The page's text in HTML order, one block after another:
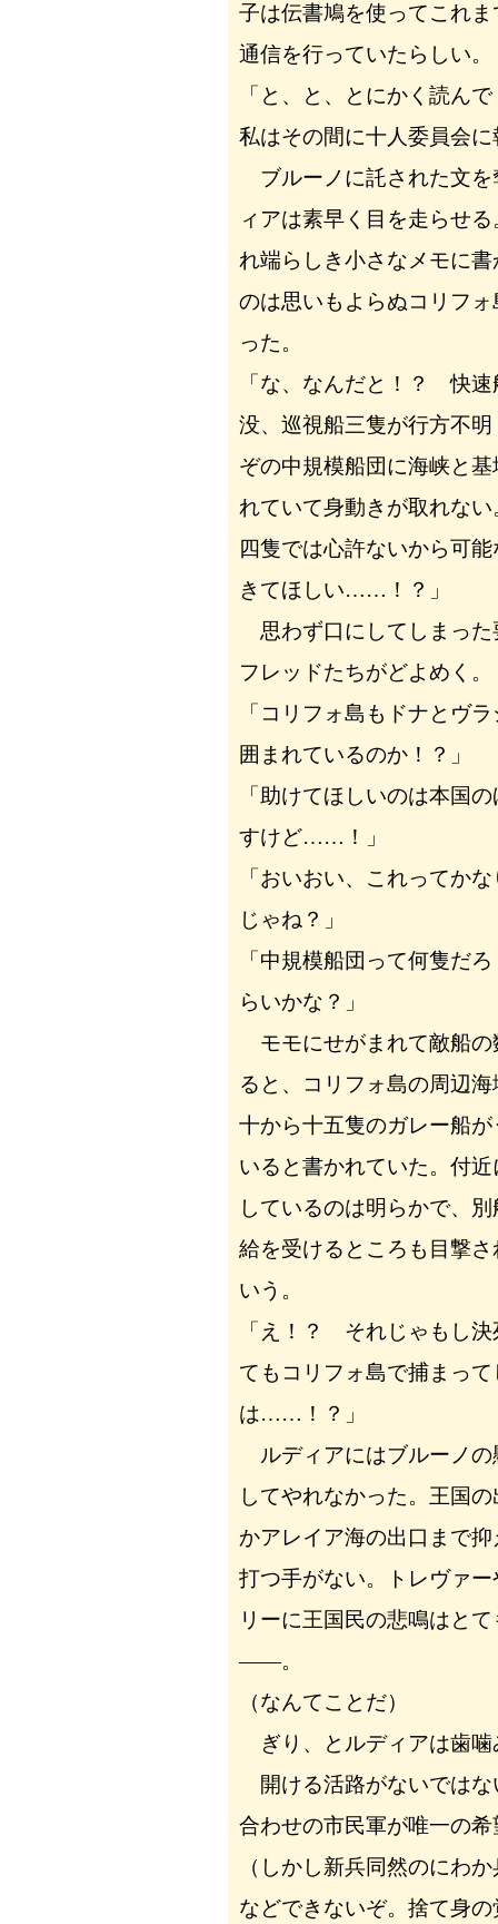
子は伝書鳩を使ってこれ
通信を行っていたらしい。
「と、と、とにかく読ん
私はその間に十人委員会
ブルーノに託された文を
ィアは素早く目を走らせ
れ端らしき小さなメモに
のは思いもよらぬコリフ
った。
「な、なんだと！？ 快速
没、巡視船三隻が行方不
ぞの中規模船団に海峡と
れていて身動きが取れな
四隻では心許ないから可
きてほしい……！？」
思わず口にしてしまった
フレッドたちがどよめく。
「コリフォ島もドナとヴ
囲まれているのか！？」
「助けてほしいのは本国
すけど……！」
「おいおい、これってか
じゃね？」
「中規模船団って何隻だ
らいかな？」
モモにせがまれて敵船の
ると、コリフォ島の周辺
十から十五隻のガレー船
いると書かれていた。付
しているのは明らかで、
給を受けるところも目撃
いう。
「え！？ それじゃもし決
てもコリフォ島で捕まっ
は……！？」
ルディアにはブルーノの
してやれなかった。王国
かアレイア海の出口まで
打つ手がない。トレヴァ
リーに王国民の悲鳴はと
――。
（なんてことだ）
ぎり、とルディアは歯噛
開ける活路がないではな
合わせの市民軍が唯一の
（しかし新兵同然のにわ
などできないぞ。捨て身